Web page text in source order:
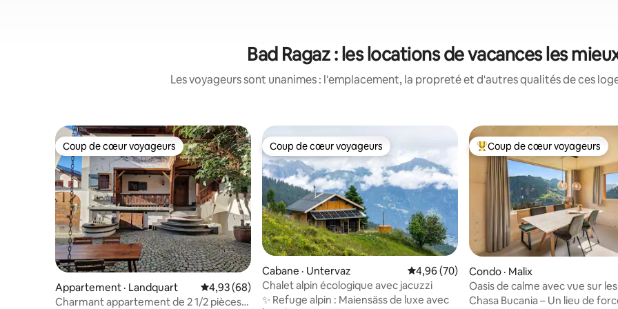
Bad Ragaz : les locations de vacances les
Les voyageurs sont unanimes : l'emplacement, la propreté et d'autres qualités de ces
Coup de cœur voyageurs
Coup de cœur voyageurs
Appartement · Landquart Note moyenne de 4,93 sur 5, 68 commentaires
4,93 (68)
Charmant appartement de 2 1/2 pièces,
Coup de cœur voyageurs
Coup de cœur voyageurs
Cabane · Untervaz Note moyenne de 4,96 sur 5, 70
4,96 (70)
Chalet alpin écologique avec jacuzzi
✨ Refuge alpin : Maiensäss de luxe avec
Coup de cœur voyageurs
Coup de cœur voyageurs
Condo · Malix
Oasis de calme avec vue sur les
montagnes près de Coire,
Chasa Bucania – Un lieu de